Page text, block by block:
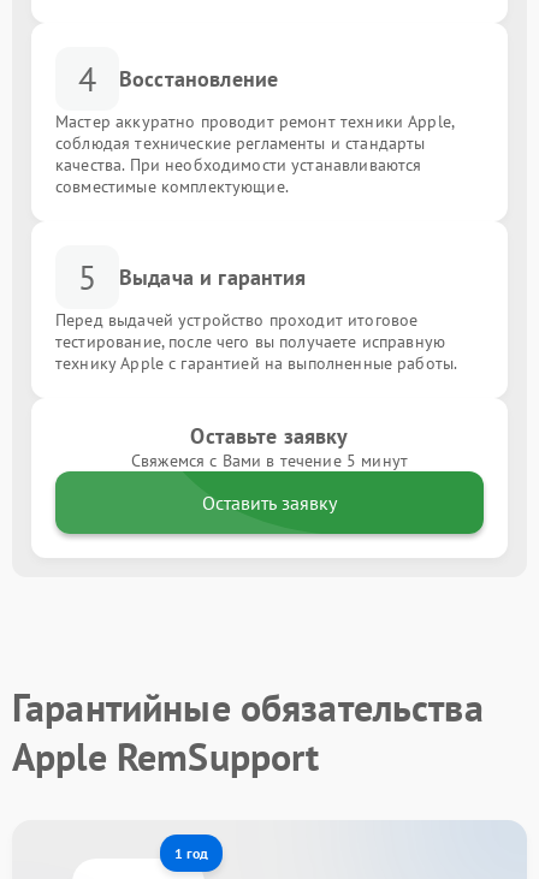
4 Восстановление
Мастер аккуратно проводит ремонт техники Apple,
соблюдая технические регламенты и стандарты
качества. При необходимости устанавливаются
совместимые комплектующие.
5 Выдача и гарантия
Перед выдачей устройство проходит итоговое
тестирование, после чего вы получаете исправную
технику Apple с гарантией на выполненные работы.
Оставьте заявку
Свяжемся с Вами в течение 5 минут
Оставить заявку
Гарантийные обязательства
Apple RemSupport
1 год